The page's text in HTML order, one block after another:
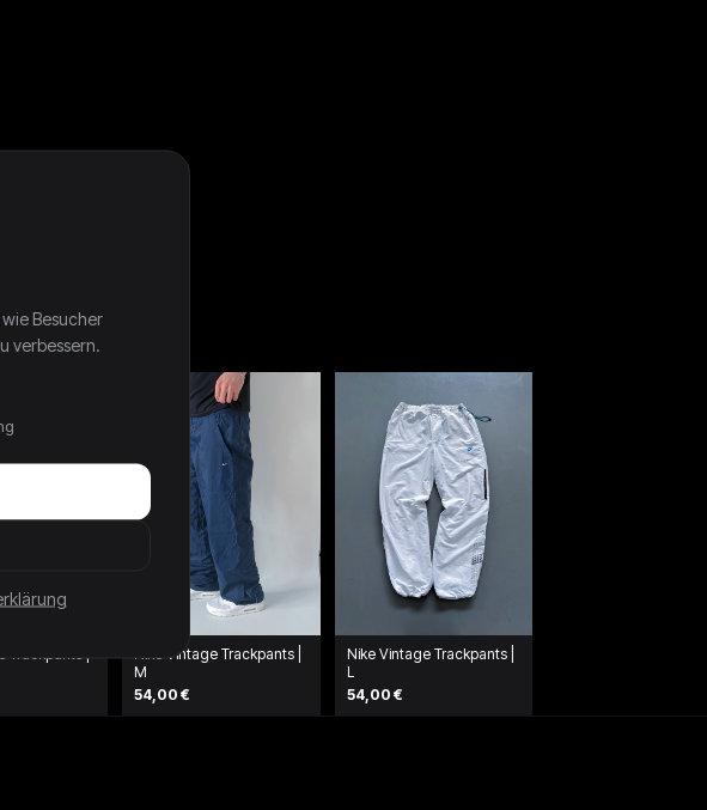
Trackpants |
Nike Vintage Trackpants |
M
54,00 €
Nike Vintage Trackpants |
L
54,00 €
Besucher
verbessern.